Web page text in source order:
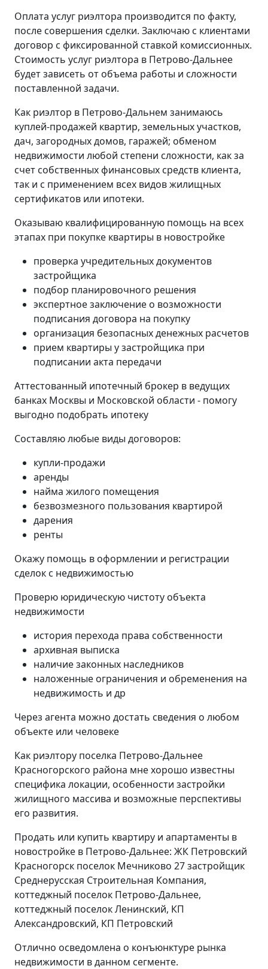
Оплата услуг риэлтора производится по факту,
после совершения сделки. Заключаю с клиентами
договор с фиксированной ставкой комиссионных.
Стоимость услуг риэлтора в Петрово-Дальнее
будет зависеть от объема работы и сложности
поставленной задачи.
Как риэлтор в Петрово-Дальнем занимаюсь
куплей-продажей квартир, земельных участков,
дач, загородных домов, гаражей; обменом
недвижимости любой степени сложности, как за
счет собственных финансовых средств клиента,
так и с применением всех видов жилищных
сертификатов или ипотеки.
Оказываю квалифицированную помощь на всех
этапах при покупке квартиры в новостройке
проверка учредительных документов
застройщика
подбор планировочного решения
экспертное заключение о возможности
подписания договора на покупку
организация безопасных денежных расчетов
прием квартиры у застройщика при
подписании акта передачи
Аттестованный ипотечный брокер в ведущих
банках Москвы и Московской области - помогу
выгодно подобрать ипотеку
Составляю любые виды договоров:
купли-продажи
аренды
найма жилого помещения
безвозмезного пользования квартирой
дарения
ренты
Окажу помощь в оформлении и регистрации
сделок с недвижимостью
Проверю юридическую чистоту объекта
недвижимости
история перехода права собственности
архивная выписка
наличие законных наследников
наложенные ограничения и обременения на
недвижимость и др
Через агента можно достать сведения о любом
объекте или человеке
Как риэлтору поселка Петрово-Дальнее
Красногорского района мне хорошо известны
специфика локации, особенности застройки
жилищного массива и возможные перспективы
его развития.
Продать или купить квартиру и апартаменты в
новостройке в Петрово-Дальнее: ЖК Петровский
Красногорск поселок Мечниково 27 застройщик
Среднерусская Строительная Компания,
коттеджный поселок Петрово-Дальнее,
коттеджный поселок Ленинский, КП
Александровский, КП Петровский
Отлично осведомлена о конъюнктуре рынка
недвижимости в данном сегменте.